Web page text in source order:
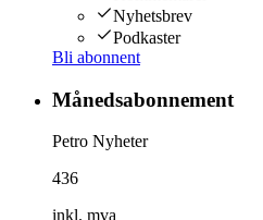
Nyhetsbrev
Podkaster
Bli abonnent
Månedsabonnement
Petro Nyheter
436
inkl. mva